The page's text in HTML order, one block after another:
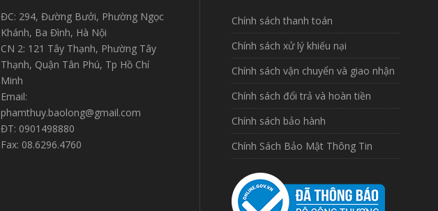
ĐC: 294, Đường Bưởi, Phường Ngọc
Khánh, Ba Đình, Hà Nội
CN 2: 121 Tây Thạnh, Phường Tây
Thạnh, Quận Tân Phú, Tp Hồ Chí
Minh
Email:
phamthuy.baolong@gmail.com
ĐT: 0901498880
Fax: 08.6296.4760
Chính sách thanh toán
Chính sách xử lý khiếu nại
Chính sách vận chuyển và giao nhận
Chính sách đổi trả và hoàn tiền
Chính sách bảo hành
Chính Sách Bảo Mật Thông Tin